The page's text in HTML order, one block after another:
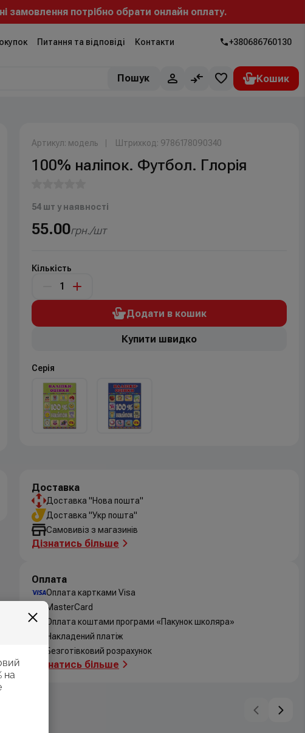
потрібно обрати онлайн оплату.
Питання та відповіді Контакти +380686760130
на
Пошук
Артикул: модель Штрихкод: 9786178090340
100% наліпок. Футбол. Глорія
54 шт у наявності
55.00грн./шт
Кількість
Додати в кошик
Купити швидко
Серія
Доставка
Доставка "Нова пошта"
Доставка "Укр пошта"
Самовивіз з магазинів
Дізнатись більше
Оплата
Оплата картками Visa
MasterCard
Оплата коштами програми «Пакунок школяра»
Накладений платіж
Безготівковий розрахунок
Дізнатись більше